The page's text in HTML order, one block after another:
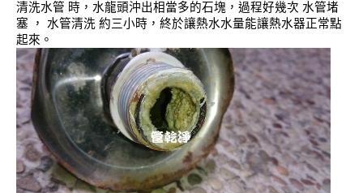
清洗水管 時，水龍頭沖出相當多的石塊，過程好幾次 水管堵
塞 ， 水管清洗 約三小時，終於讓熱水水量能讓熱水器正常點
起來。